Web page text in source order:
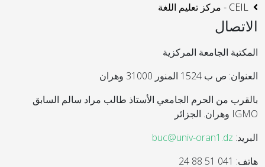
CEIL - مركز تعليم اللغة
الاتصال
المكتبة الجامعة المركزية
العنوان: ص ب 1524 المنور 31000 وهران
بالقرب من الحرم الجامعي الأستاذ طالب مراد سالم السابق
IGMO وهران. الجزائر
البريد: buc@univ-oran1.dz
هاتف: 041 51 88 24